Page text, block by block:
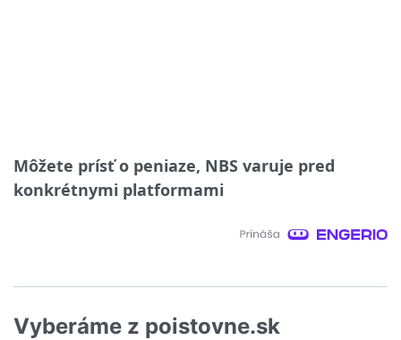
Môžete prísť o peniaze, NBS varuje pred
konkrétnymi platformami
Vyberáme z poistovne.sk